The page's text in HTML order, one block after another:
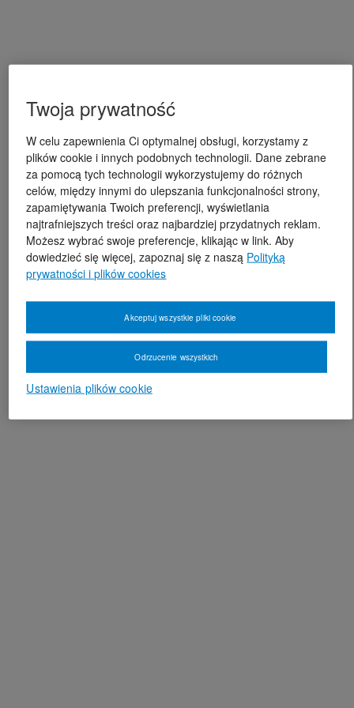
Twoja prywatność
W celu zapewnienia Ci optymalnej obsługi, korzystamy z
plików cookie i innych podobnych technologii. Dane zebrane
za pomocą tych technologii wykorzystujemy do różnych
celów, między innymi do ulepszania funkcjonalności strony,
zapamiętywania Twoich preferencji, wyświetlania
najtrafniejszych treści oraz najbardziej przydatnych reklam.
Możesz wybrać swoje preferencje, klikając w link. Aby
dowiedzieć się więcej, zapoznaj się z naszą Polityką
prywatności i plików cookies
Ustawienia plików cookie
Odrzucenie wszystkich
Akceptuj wszystkie pliki cookie